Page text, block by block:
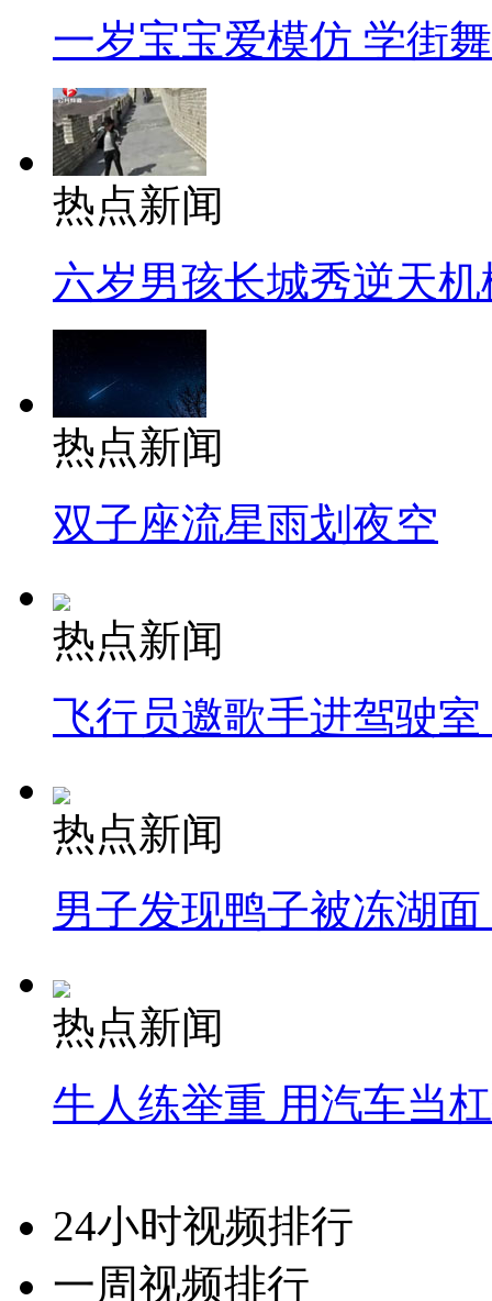
一岁宝宝爱模仿 学街
热点新闻
六岁男孩长城秀逆天机
热点新闻
双子座流星雨划夜空
热点新闻
飞行员邀歌手进驾驶
热点新闻
男子发现鸭子被冻湖
热点新闻
牛人练举重 用汽车当
24小时视频排行
一周视频排行